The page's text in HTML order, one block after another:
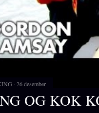
26 desember
OG KOK